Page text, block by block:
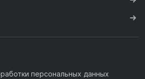
персональных данных